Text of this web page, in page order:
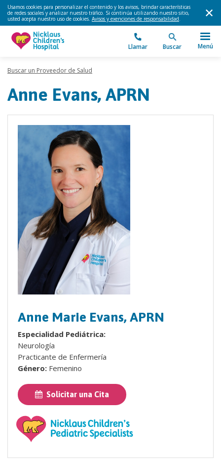
Usamos cookies para personalizar el contenido y los avisos, brindar características
de redes sociales y analizar nuestro tráfico. Si continúa utilizando nuestro sitio,
usted acepta nuestro uso de cookies. Avisos y exenciones de responsabilidad.
Llamar Buscar Menú
Buscar un Proveedor de Salud
Anne Evans, APRN
Anne Marie Evans, APRN
Especialidad Pediátrica:
Neurología
Practicante de Enfermería
Género: Femenino
Solicitar una Cita